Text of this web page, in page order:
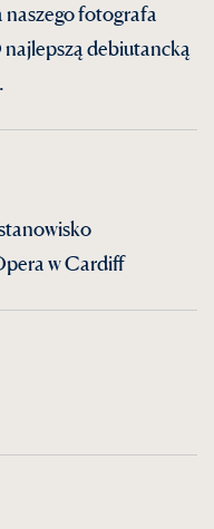
naszego fotografa
debiutancką
w Cardiff